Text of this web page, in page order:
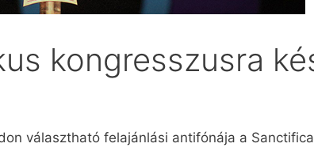
kongresszusra
választható felajánlási antifónája a